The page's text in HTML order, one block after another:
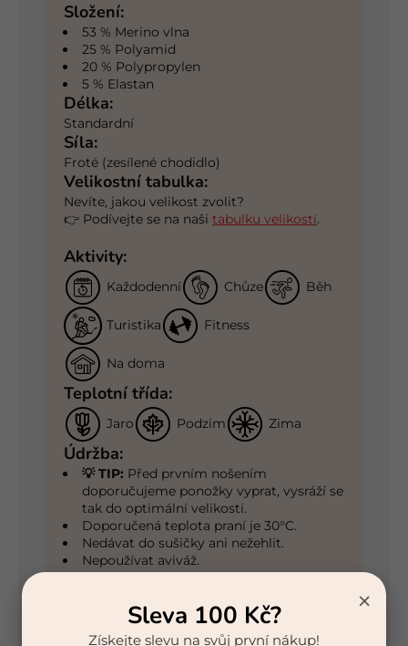
Složení:
53 % Merino vlna
25 % Polyamid
20 % Polypropylen
5 % Elastan
Délka:
Standardní
Síla:
Froté (zesílené chodidlo)
Velikostní tabulka:
Nevíte, jakou velikost zvolit?
👉 Podívejte se na naši tabulku velikostí.
Aktivity:
Každodenní Chůze Běh
Turistika Fitness
Na doma
Teplotní třída:
Jaro Podzim Zima
Údržba:
💡 TIP: Před prvním nošením
doporučujeme ponožky vyprat, vysráží se
tak do optimální velikosti.
Doporučená teplota praní je 30°C.
Nedávat do sušičky ani nežehlit.
Nepoužívat aviváž.
×
Sleva 100 Kč?
Získejte slevu na svůj první nákup!